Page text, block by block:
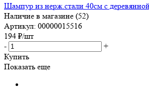
Шампур из нерж.стали 40см с
Наличие в магазине (52)
Артикул: 00000015516
194 ₽/шт
-
+
Купить
Показать еще